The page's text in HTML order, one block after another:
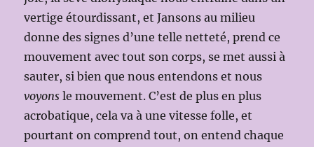
vertige étourdissant, et Jansons au milieu
donne des signes d’une telle netteté, prend ce
mouvement avec tout son corps, se met aussi à
sauter, si bien que nous entendons et nous
voyons le mouvement. C’est de plus en plus
acrobatique, cela va à une vitesse folle, et
pourtant on comprend tout, on entend chaque